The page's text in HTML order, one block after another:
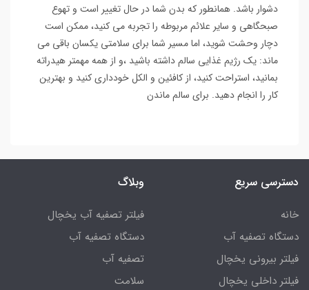
دشوار باشد. همانطور که بدن شما در حال تغییر است و تهوع
صبحگاهی و سایر علائم مربوطه را تجربه می کنید، ممکن است
دچار وحشت شوید، اما مسیر شما برای سلامتی یکسان باقی می
ماند: یک رژیم غذایی سالم داشته باشید ،و از همه مهمتر هیدراته
بمانید، استراحت کنید، از کافئین و الکل خودداری کنید و بهترین
کار را انجام دهید. برای سالم ماندن
دسترسی سریع
خانه
دستگاه تصفیه آب
فیلتر بیرونی یخچال
فیلتر داخلی یخچال
وبلاگ
فیلتر تصفیه آب یخچال
دستگاه تصفیه آب
تصفیه آب
سلامت